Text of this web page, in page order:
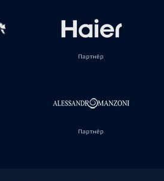
Партнёр
Партнёр